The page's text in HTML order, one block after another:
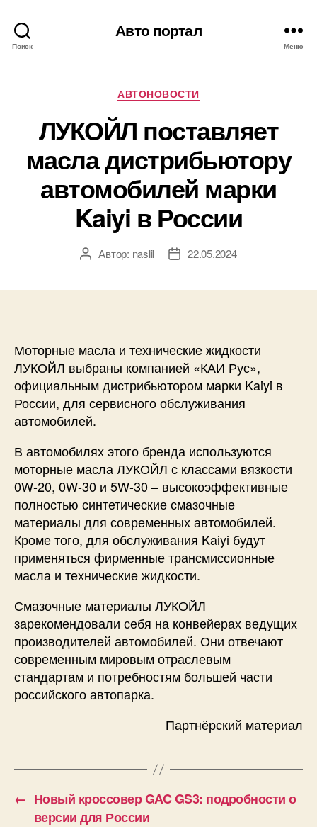
Поиск
Авто портал
Меню
Рубрики
АВТОНОВОСТИ
ЛУКОЙЛ поставляет
масла дистрибьютору
автомобилей марки
Kaiyi в России
АвторАвтор: naslil
Дата22.05.2024
Моторные масла и технические жидкости
ЛУКОЙЛ выбраны компанией «КАИ Рус»,
официальным дистрибьютором марки Kaiyi в
России, для сервисного обслуживания
автомобилей.
В автомобилях этого бренда используются
моторные масла ЛУКОЙЛ с классами вязкости
0W-20, 0W-30 и 5W-30 – высокоэффективные
полностью синтетические смазочные
материалы для современных автомобилей.
Кроме того, для обслуживания Kaiyi будут
применяться фирменные трансмиссионные
масла и технические жидкости.
Смазочные материалы ЛУКОЙЛ
зарекомендовали себя на конвейерах ведущих
производителей автомобилей. Они отвечают
современным мировым отраслевым
стандартам и потребностям большей части
российского автопарка.
Партнёрский материал
← Новый кроссовер GAC GS3: подробности о
версии для России